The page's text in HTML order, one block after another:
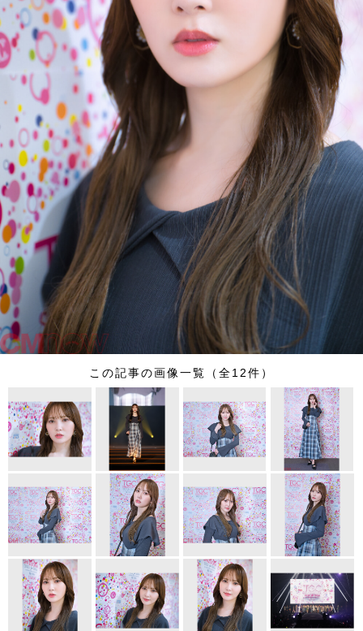
この記事の画像一覧（全12件）